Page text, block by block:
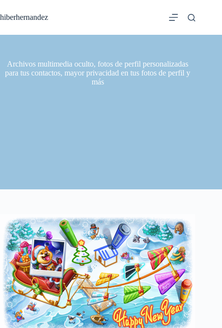
al
contenido
hiberhernandez
Archivos multimedia oculto, fotos de perfil personalizadas
para tus contactos, mayor privacidad en tus fotos de perfil y
más